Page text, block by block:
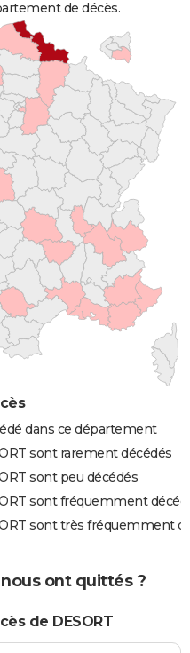
de décès.
dans ce département
sont rarement décédés
sont peu décédés
sont fréquemment
sont très fréquemment
nous ont quittés ?
de DESORT